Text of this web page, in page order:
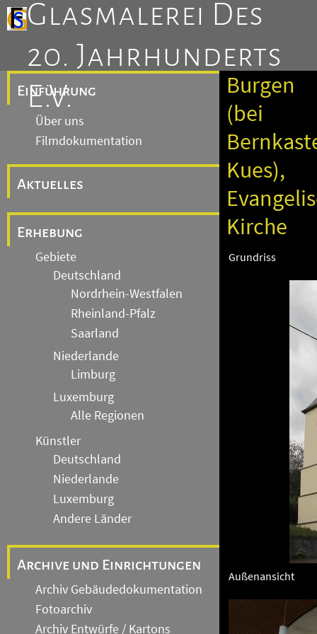
Glasmalerei Des
20. Jahrhunderts
E.V.
Einführung
Über uns
Filmdokumentation
Aktuelles
Erhebung
Gebiete
Deutschland
Nordrhein-Westfalen
Rheinland-Pfalz
Saarland
Niederlande
Limburg
Luxemburg
Alle Regionen
Künstler
Deutschland
Niederlande
Luxemburg
Andere Länder
Archive und Einrichtungen
Archiv Gebäudedokumentation
Fotoarchiv
Archiv Entwürfe / Kartons
Burgen
(bei
Kues),
Kirche
Grundriss
Außenansicht